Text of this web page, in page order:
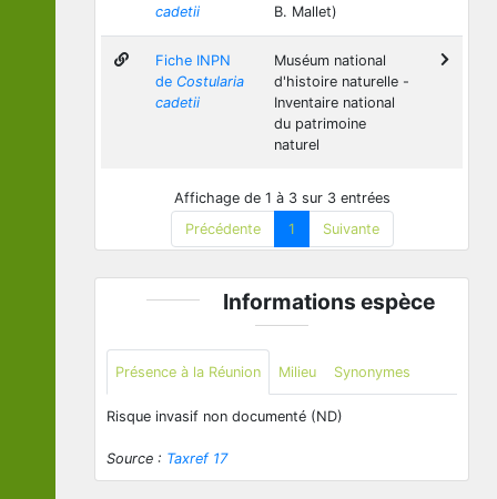
cadetii
B. Mallet)
Fiche INPN
de Costularia
cadetii
Muséum national
d'histoire naturelle -
Inventaire national
du patrimoine
naturel
Affichage de 1 à 3 sur 3 entrées
Précédente
1 Suivante
Informations espèce
Présence à la Réunion Milieu Synonymes
Risque invasif non documenté (ND)
Source : Taxref 17